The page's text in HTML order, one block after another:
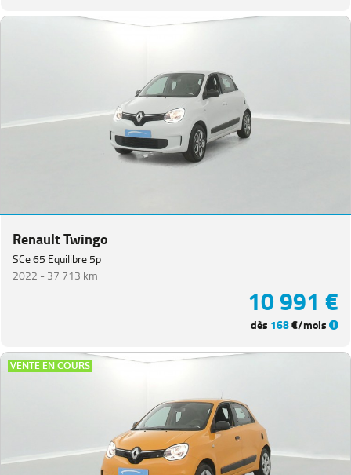
Renault Twingo
SCe 65 Equilibre 5p
2022 -37 713 km
10 991 €
dès 168€/mois
VENTE EN COURS